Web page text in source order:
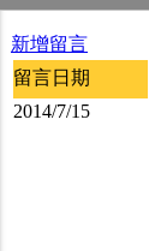
新增留言
留言日期
2014/7/15